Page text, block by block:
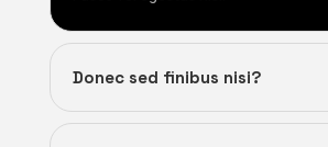
Donec sed finibus nisi?